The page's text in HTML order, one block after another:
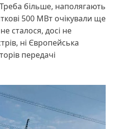
більше, наполягають
500 МВт очікували ще
сталося, досі не
ні Європейська
передачі